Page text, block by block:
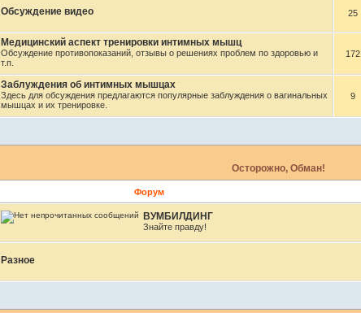
Обсуждение видео 25
Медицинский аспект тренировки интимных мышц
Обсуждение противопоказаний, отзывы о решениях проблем по здоровью и
т.п.
172
Заблуждения об интимных мышцах
Здесь для обсуждения предлагаются популярные заблуждения о вагинальных
мышцах и их тренировке.
9
Осторожно, Обман!
Форум
ВУМБИЛДИНГ
Знайте правду!
Разное